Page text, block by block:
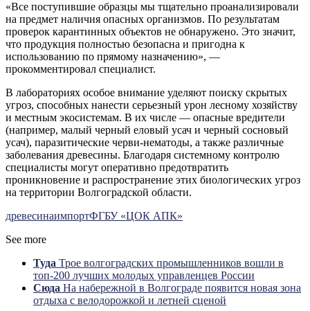
«Все поступившие образцы мы тщательно проанализировали
на предмет наличия опасных организмов. По результатам
проверок карантинных объектов не обнаружено. Это значит,
что продукция полностью безопасна и пригодна к
использованию по прямому назначению», —
прокомментировал специалист.
В лабораториях особое внимание уделяют поиску скрытых
угроз, способных нанести серьезный урон лесному хозяйству
и местным экосистемам. В их числе — опасные вредители
(например, малый черный еловый усач и черный сосновый
усач), паразитические черви-нематоды, а также различные
заболевания древесины. Благодаря системному контролю
специалисты могут оперативно предотвратить
проникновение и распространение этих биологических угроз
на территории Волгоградской области.
древесинаимпортФГБУ «ЦОК АПК»
See more
Туда Трое волгоградских промышленников вошли в
топ-200 лучших молодых управленцев России
Сюда На набережной в Волгограде появится новая зона
отдыха с велодорожкой и летней сценой